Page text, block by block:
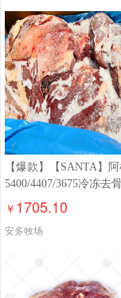
【爆款】【SANTA】
5400/4407/3675冷冻去
部位肉≤30kg
￥ 1705.10
安多牧场